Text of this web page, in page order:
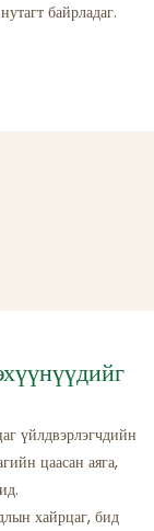
байрладаг.
үйлдвэрлэгчдийн
цаасан аяга,
хайрцаг, бид